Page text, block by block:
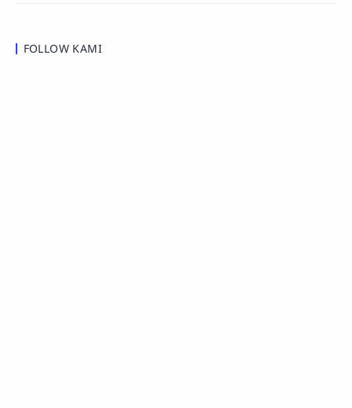
FOLLOW KAMI